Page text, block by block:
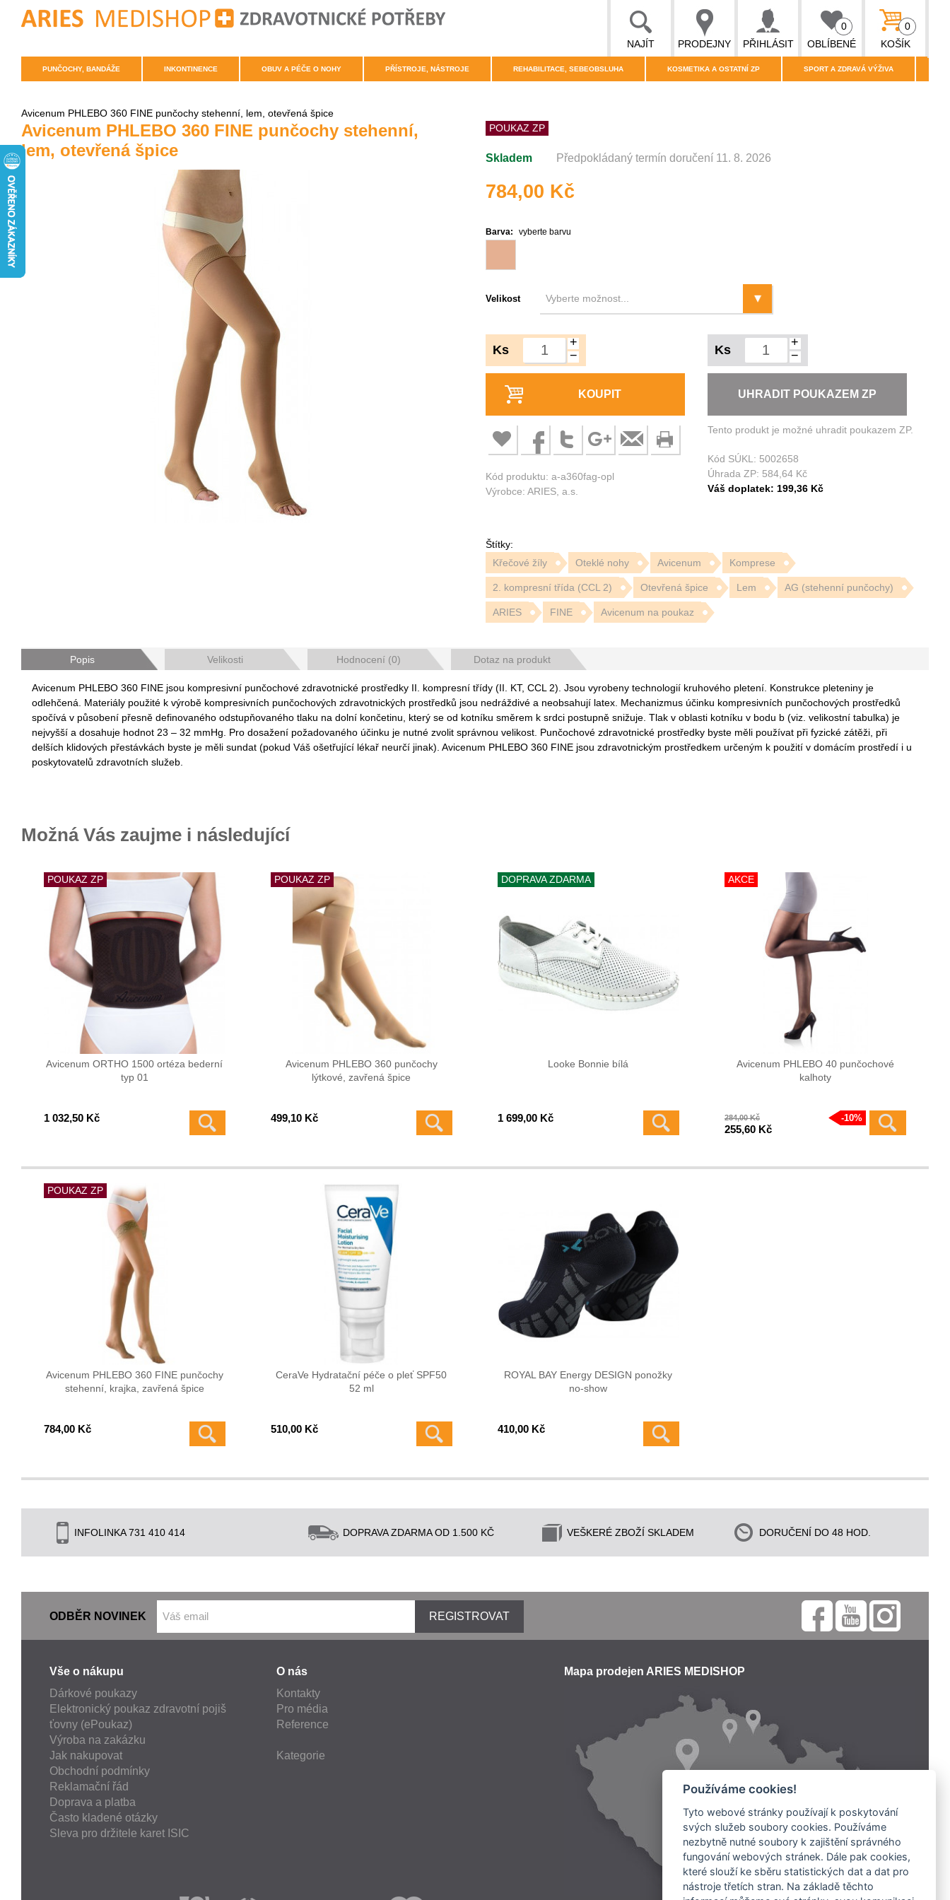
NAJÍT PRODEJNY PŘIHLÁSIT OBLÍBENÉ
0
KOŠÍK
0
PUNČOCHY, BANDÁŽE INKONTINENCE OBUV A PÉČE O NOHY PŘÍSTROJE, NÁSTROJE REHABILITACE, SEBEOBSLUHA KOSMETIKA A OSTATNÍ ZP SPORT A ZDRAVÁ VÝŽIVA
Avicenum PHLEBO 360 FINE punčochy stehenní, lem, otevřená špice
Avicenum PHLEBO 360 FINE punčochy stehenní,
lem, otevřená špice
POUKAZ ZP
Skladem Předpokládaný termín doručení 11. 8. 2026
784,00 Kč
Barva: vyberte barvu
Velikost
Ks
+
−
KOUPIT
Kód produktu: a-a360fag-opl
Výrobce: ARIES, a.s.
Ks
+
−
UHRADIT POUKAZEM ZP
Tento produkt je možné uhradit poukazem ZP.
Kód SÚKL: 5002658
Úhrada ZP: 584,64 Kč
Váš doplatek: 199,36 Kč
Štítky:
Křečové žíly
Oteklé nohy Avicenum Komprese
2. kompresní třída (CCL 2) Otevřená špice Lem AG (stehenní punčochy)
ARIES FINE Avicenum na poukaz
Popis Velikosti Hodnocení (0) Dotaz na produkt
Avicenum PHLEBO 360 FINE jsou kompresivní punčochové zdravotnické prostředky II. kompresní třídy (II. KT, CCL 2). Jsou vyrobeny technologií kruhového pletení. Konstrukce pleteniny je
odlehčená. Materiály použité k výrobě kompresivních punčochových zdravotnických prostředků jsou nedráždivé a neobsahují latex. Mechanizmus účinku kompresivních punčochových prostředků
spočívá v působení přesně definovaného odstupňovaného tlaku na dolní končetinu, který se od kotníku směrem k srdci postupně snižuje. Tlak v oblasti kotníku v bodu b (viz. velikostní tabulka) je
nejvyšší a dosahuje hodnot 23 – 32 mmHg. Pro dosažení požadovaného účinku je nutné zvolit správnou velikost. Punčochové zdravotnické prostředky byste měli používat při fyzické zátěži, při
delších klidových přestávkách byste je měli sundat (pokud Váš ošetřující lékař neurčí jinak). Avicenum PHLEBO 360 FINE jsou zdravotnickým prostředkem určeným k použití v domácím prostředí i u
poskytovatelů zdravotních služeb.
Možná Vás zaujme i následující
POUKAZ ZP
Avicenum ORTHO 1500 ortéza bederní
typ 01
1 032,50 Kč
POUKAZ ZP
Avicenum PHLEBO 360 punčochy
lýtkové, zavřená špice
499,10 Kč
DOPRAVA ZDARMA
Looke Bonnie bílá
1 699,00 Kč
AKCE
Avicenum PHLEBO 40 punčochové
kalhoty
284,00 Kč 10%
255,60 Kč
POUKAZ ZP
Avicenum PHLEBO 360 FINE punčochy
stehenní, krajka, zavřená špice
784,00 Kč
CeraVe Hydratační péče o pleť SPF50
52 ml
510,00 Kč
ROYAL BAY Energy DESIGN ponožky
no-show
410,00 Kč
INFOLINKA 731 410 414 DOPRAVA ZDARMA OD 1.500 KČ VEŠKERÉ ZBOŽÍ SKLADEM DORUČENÍ DO 48 HOD.
ODBĚR NOVINEK REGISTROVAT
Vše o nákupu
Dárkové poukazy
Elektronický poukaz zdravotní pojiš
ťovny (ePoukaz)
Výroba na zakázku
Jak nakupovat
Obchodní podmínky
Reklamační řád
Doprava a platba
Často kladené otázky
Sleva pro držitele karet ISIC
O nás
Kontakty
Pro média
Reference
Kategorie
Mapa prodejen ARIES MEDISHOP
Používáme cookies!
Tyto webové stránky používají k poskytování
svých služeb soubory cookies. Používáme
nezbytně nutné soubory k zajištění správného
fungování webových stránek. Dále pak cookies,
které slouží ke sběru statistických dat a dat pro
nástroje třetích stran. Na základě těchto